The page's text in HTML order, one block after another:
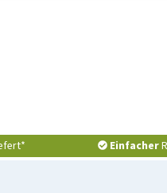
Einfacher